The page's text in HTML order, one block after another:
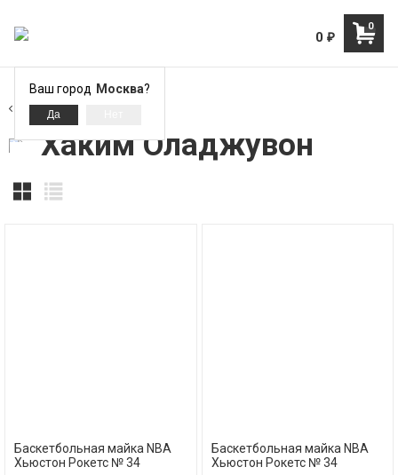
0
0 ₽
Ваш город Москва?
Хаким Оладжувон
Хаким Оладжувон
Баскетбольная майка NBA
Хьюстон Рокетс № 34
Баскетбольная майка NBA
Хьюстон Рокетс № 34